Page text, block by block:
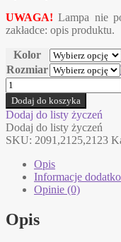
UWAGA!Lampa nie
zakładce: opis produktu.
Kolor
Rozmiar
ilość
EOS
MICRO
i
MINI
Umage
wiszących
stołowych
Dodaj do koszyka
Dodaj do listy życzeń
Dodaj do listy życzeń
SKU: 2091,2125,2123
Opis
Informacje
Opinie (0)
Opis